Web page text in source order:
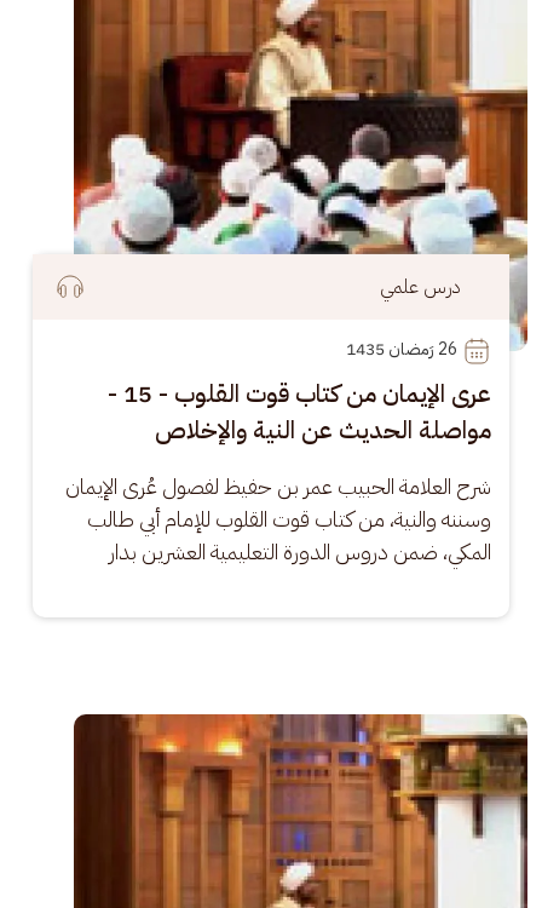
درس علمي
26
عرى الإيمان من كتاب قوت القلوب - 15 -
مواصلة الحديث عن النية والإخلاص
شرح العلامة الحبيب عمر بن حفيظ لفصول عُرى الإيمان
وسننه والنية، من كتاب قوت القلوب للإمام أبي طالب
المكي، ضمن دروس الدورة التعليمية العشرين بدار
الصورة